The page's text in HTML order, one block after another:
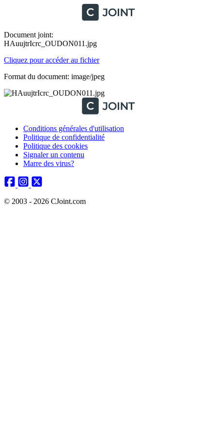
Document joint:
HAuujtrIcrc_OUDON011.jpg
Cliquez pour accéder au fichier
Format du document: image/jpeg
Conditions générales d'utilisation
Politique de confidentialité
Politique des cookies
Signaler un contenu
Marre des virus?
© 2003 - 2026 CJoint.com